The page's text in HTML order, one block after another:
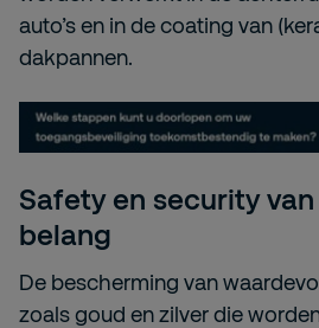
auto’s en in de coating van
dakpannen.
Safety en security
belang
De bescherming van
zoals goud en zilver die